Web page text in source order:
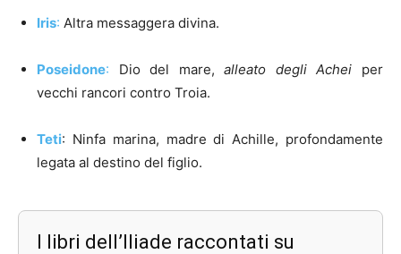
Iris: Altra messaggera divina.
Poseidone: Dio del mare,alleato degli Achei per
vecchi rancori contro Troia.
Teti: Ninfa marina, madre di Achille, profondamente
legata al destino del figlio.
I libri dell’Iliade raccontati su